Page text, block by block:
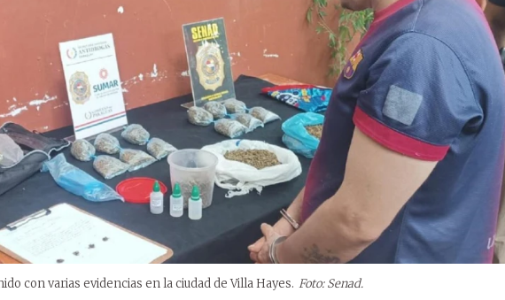
con varias evidencias en la ciudad de Villa Hayes. Foto: Senad.